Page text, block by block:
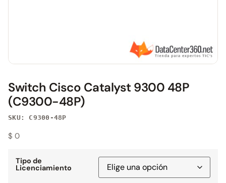
Switch Cisco Catalyst 9300 48P
(C9300-48P)
SKU: C9300-48P
$ 0
Tipo de
Licenciamiento